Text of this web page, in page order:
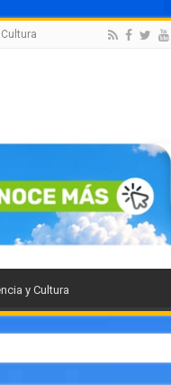
y Cultura